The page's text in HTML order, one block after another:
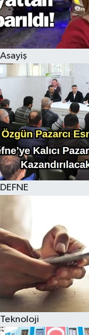
Asayiş
DEFNE
Teknoloji